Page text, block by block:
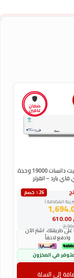
ضمان
عامين
مكيف سبليت دانسات 19000 وحدة
بارد – انفرتر
٪26 خصم
المضافة )
طريقتك. اشترِ الآن
وادفع لاحقاً
في المخزون
إلى السلة